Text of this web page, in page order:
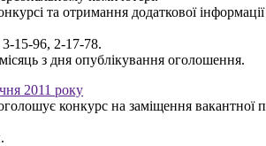
та отримання додаткової
15-96, 2-17-78.
з дня опублікування оголошення.
2011 року
конкурс на заміщення вакантної